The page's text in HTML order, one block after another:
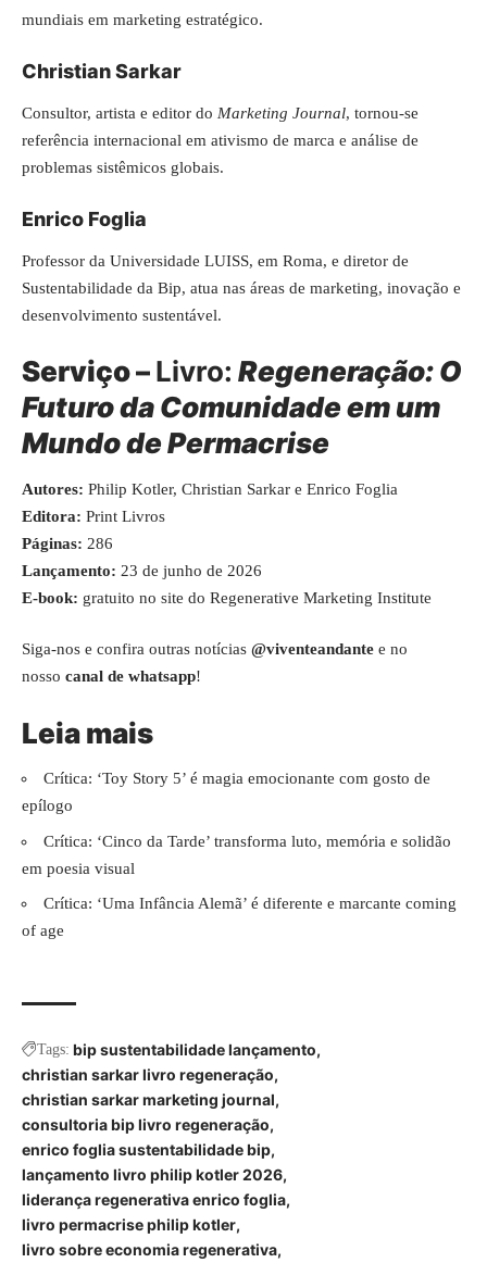
mundiais em marketing estratégico.
Christian Sarkar
Consultor, artista e editor do Marketing Journal, tornou-se
referência internacional em ativismo de marca e análise de
problemas sistêmicos globais.
Enrico Foglia
Professor da Universidade LUISS, em Roma, e diretor de
Sustentabilidade da Bip, atua nas áreas de marketing, inovação e
desenvolvimento sustentável.
Serviço –Livro: Regeneração: O
Futuro da Comunidade em um
Mundo de Permacrise
Autores: Philip Kotler, Christian Sarkar e Enrico Foglia
Editora: Print Livros
Páginas: 286
Lançamento: 23 de junho de 2026
E-book: gratuito no site do Regenerative Marketing Institute
Siga-nos e confira outras notícias @viventeandante e no
nosso canal de whatsapp!
Leia mais
Crítica: ‘Toy Story 5’ é magia emocionante com gosto de
epílogo
Crítica: ‘Cinco da Tarde’ transforma luto, memória e solidão
em poesia visual
Crítica: ‘Uma Infância Alemã’ é diferente e marcante coming
of age
Tags: bip sustentabilidade lançamento
christian sarkar livro regeneração
christian sarkar marketing journal
consultoria bip livro regeneração
enrico foglia sustentabilidade bip
lançamento livro philip kotler 2026
liderança regenerativa enrico foglia
livro permacrise philip kotler
livro sobre economia regenerativa